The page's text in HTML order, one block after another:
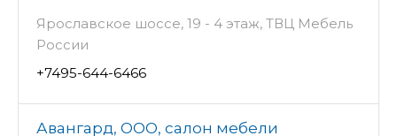
Ярославское шоссе, 19 - 4 этаж, ТВЦ Мебель
России
+7495-644-6466
Авангард, ООО, салон мебели